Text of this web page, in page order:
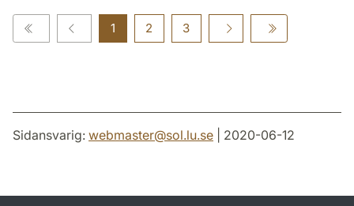
1 2 3
Sidansvarig: webmaster@sol.lu.se | 2020-06-12